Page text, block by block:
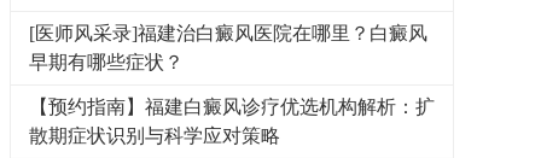
[医师风采录]福建治白癜风医院在哪里？白癜风
早期有哪些症状？
【预约指南】福建白癜风诊疗优选机构解析：扩
散期症状识别与科学应对策略